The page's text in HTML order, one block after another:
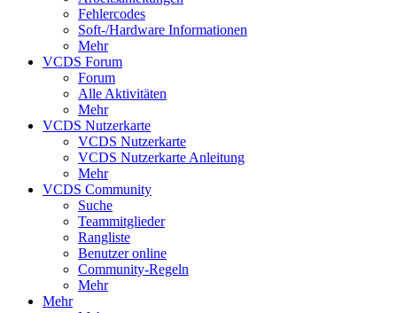
Fehlercodes
Soft-/Hardware Informationen
Mehr
VCDS Forum
Forum
Alle Aktivitäten
Mehr
VCDS Nutzerkarte
VCDS Nutzerkarte
VCDS Nutzerkarte Anleitung
Mehr
VCDS Community
Suche
Teammitglieder
Rangliste
Benutzer online
Community-Regeln
Mehr
Mehr